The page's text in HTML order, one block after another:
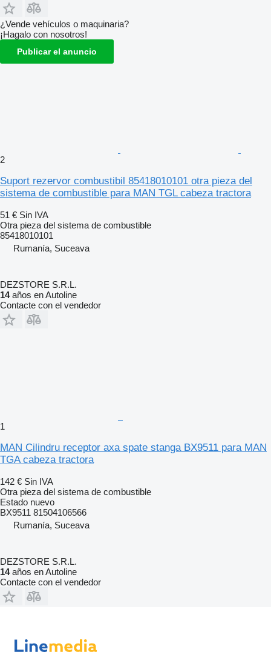
¿Vende vehículos o maquinaria?
¡Hagalo con nosotros!
Publicar el anuncio
2
Suport rezervor combustibil 85418010101 otra pieza del
sistema de combustible para MAN TGL cabeza tractora
51 € Sin IVA
Otra pieza del sistema de combustible
85418010101
Rumanía, Suceava
DEZSTORE S.R.L.
14años en Autoline
Contacte con el vendedor
1
MAN Cilindru receptor axa spate stanga BX9511 para MAN
TGA cabeza tractora
142 € Sin IVA
Otra pieza del sistema de combustible
Estado nuevo
BX9511 81504106566
Rumanía, Suceava
DEZSTORE S.R.L.
14años en Autoline
Contacte con el vendedor